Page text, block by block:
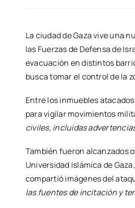
La ciudad de Gaza vive una
las Fuerzas de Defensa de
evacuación en distintos
busca tomar el control de la
Entre los inmuebles
para vigilar movimientos
civiles, incluidas
También fueron alcanzados
Universidad Islámica de
compartió imágenes del
las fuentes de incitación y